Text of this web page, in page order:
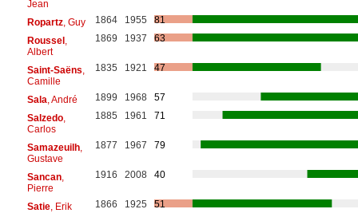
Jean
Ropartz, Guy 1864 1955
81
Roussel,
Albert
1869 1937 63
Saint-Saëns
Camille
1835 1921 47
Sala , André 1899 1968
57
Salzedo,
Carlos
1885 1961 71
Samazeuilh,
Gustave
1877 1967 79
Sancan,
Pierre
1916 2008 40
Satie, Erik 1866 1925
51